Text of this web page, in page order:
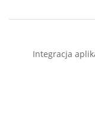
Integracja